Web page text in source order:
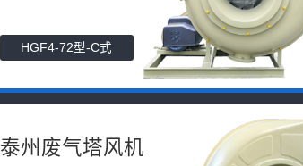
HGF4-72型-C式
泰州废气塔风机